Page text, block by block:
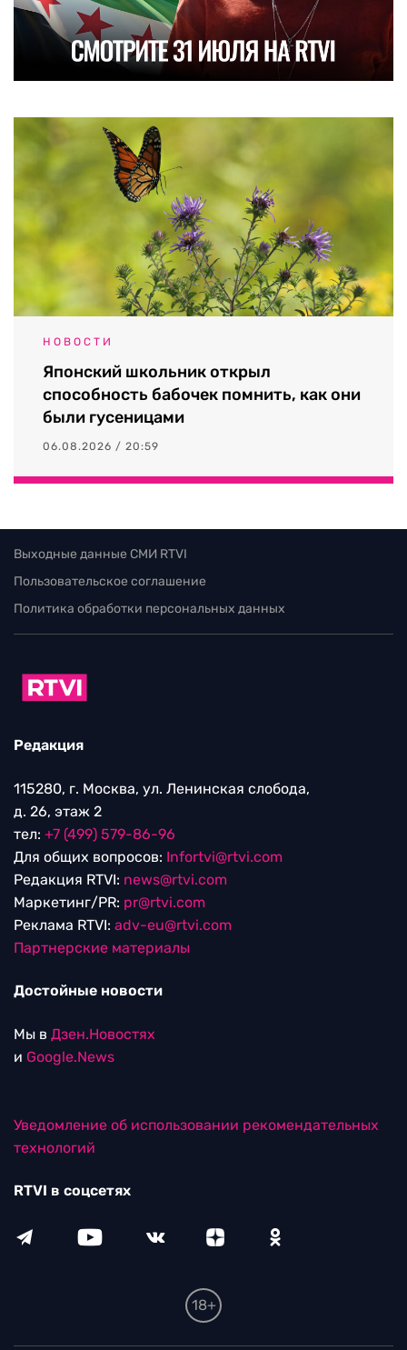
НОВОСТИ
Японский школьник открыл
способность бабочек помнить, как они
были гусеницами
06.08.2026 / 20:59
Выходные данные СМИ RTVI
Пользовательское соглашение
Политика обработки персональных данных
Редакция
115280, г. Москва, ул. Ленинская слобода,
д. 26, этаж 2
тел: +7 (499) 579-86-96
Для общих вопросов: Infortvi@rtvi.com
Редакция RTVI: news@rtvi.com
Маркетинг/PR: pr@rtvi.com
Реклама RTVI: adv-eu@rtvi.com
Партнерские материалы
Достойные новости
Мы в Дзен.Новостях
и Google.News
Уведомление об использовании рекомендательных
технологий
RTVI в соцсетях
18+